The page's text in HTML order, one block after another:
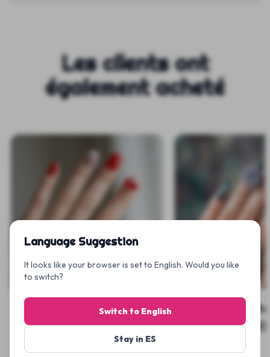
Les clients ont
également acheté
Ajout rapide
Cherry Bow Kawaii
Cat - Uñas Press On
€15.99
Ajout
Arctic Teal
Uñas Press
Language Suggestion
It looks like your browser is set to English. Would you like
to switch?
Switch to English
Stay in ES